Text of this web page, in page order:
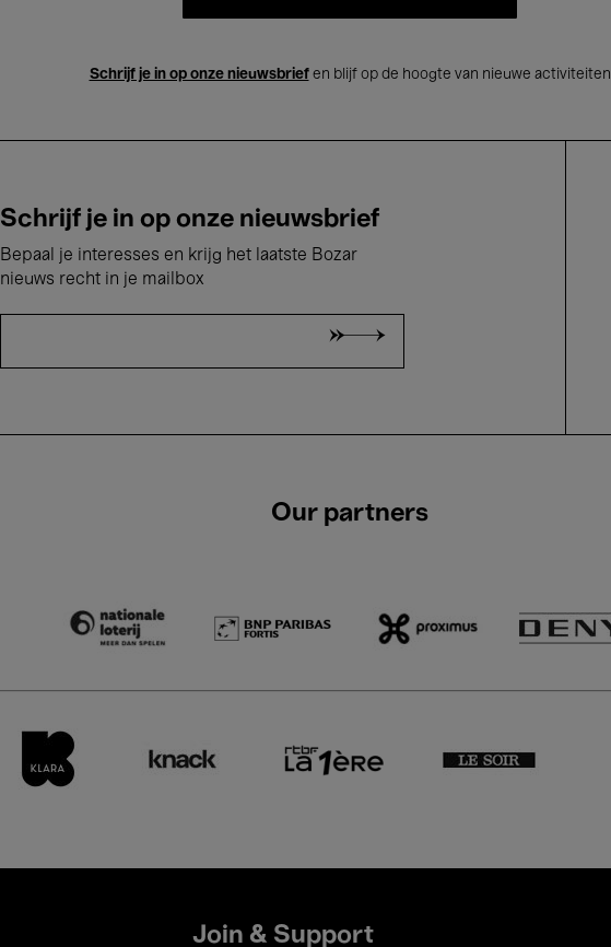
Schrijf je in op onze nieuwsbriefen blijf op de hoogte van nieuwe activiteiten
Schrijf je in op onze nieuwsbrief
Bepaal je interesses en krijg het laatste Bozar
nieuws recht in je mailbox
Our partners
Join & Support